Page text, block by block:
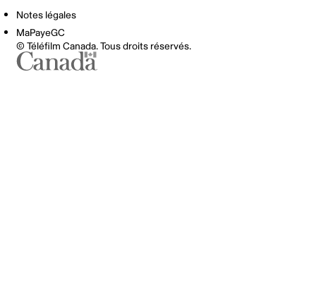
Notes légales
MaPayeGC
© Téléfilm Canada. Tous droits réservés.